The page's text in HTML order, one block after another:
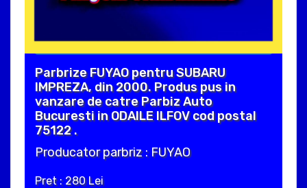
Parbrize FUYAO pentru SUBARU
IMPREZA, din 2000. Produs pus in
vanzare de catre Parbiz Auto
Bucuresti in ODAILE ILFOV cod postal
75122 .
Producator parbriz : FUYAO
Pret : 280 Lei